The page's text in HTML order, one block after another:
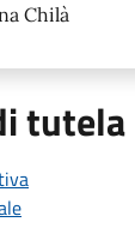
Chilà
tutela